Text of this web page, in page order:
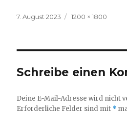
Veröffentlicht
7. August 2023
Volle
1200 × 1800
Schreibe einen
Deine E-Mail-Adresse wird nicht
Erforderliche Felder sind mit *